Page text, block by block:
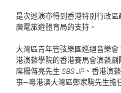
是次巡演亦得到香港特別行政
廣電旅遊體育局的支持。
大灣區青年管弦樂團巡迴音樂
港演藝學院的香港賽馬會演藝
席楊傳亮先生 SBS JP 、香港演
事—粵港澳大灣區鄭家駒先生擔